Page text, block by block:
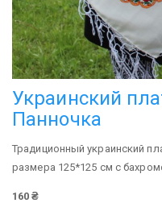
Украинский
Панночка
Традиционный украинский
размера 125*125 см с
160 ₴